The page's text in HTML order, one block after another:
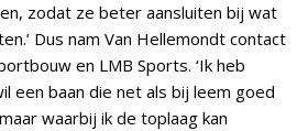
zodat ze beter aansluiten bij wat
Dus nam Van Hellemondt contact
en LMB Sports. ‘Ik heb
een baan die net als bij leem goed
waarbij ik de toplaag kan